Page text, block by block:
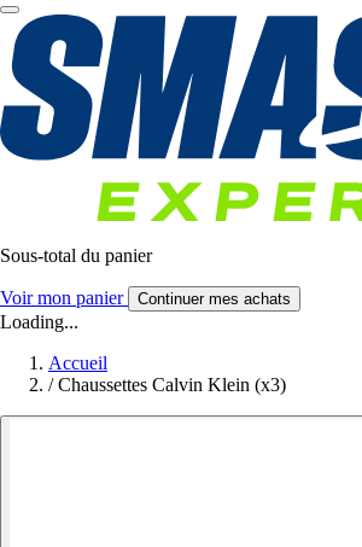
Sous-total du panier
Voir mon panier Continuer mes achats
Loading...
Accueil
/ Chaussettes Calvin Klein (x3)